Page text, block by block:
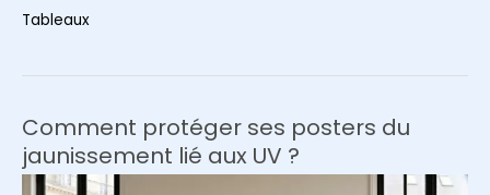
percer
vos
murs
Tableaux
Comment protéger ses posters du
jaunissement lié aux UV ?